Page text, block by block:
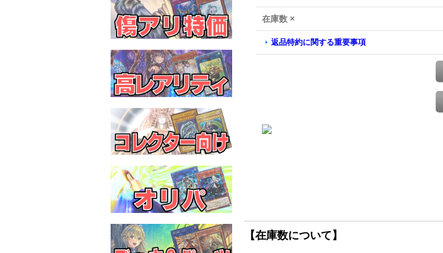
在庫数 ×
返品特約に関する重要事項
【在庫数について】